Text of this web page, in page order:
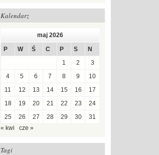
Kalendarz
maj 2026
P
W Ś C P S
N
1
2
3
4
5 6 7 8 9
10
11
12 13 14 15 16
17
18
19 20 21 22 23
24
25
26 27 28 29 30
31
« kwi
cze »
Tagi